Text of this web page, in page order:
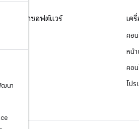
ฒนา
นักพัฒนาซอฟต์แวร์
ร์
วร์
เค
คอ
หน้
คอน
โป